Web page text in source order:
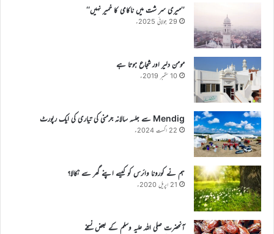
’’میری سر شت میں ناکامی کا خمیر نہیں‘‘
29 جولائی 2025ء
مومن دلیر اور شجاع ہوتا ہے
10 ستمبر 2019ء
Mendig سے جلسہ سالانہ جرمنی کی تیاری کی ایک رپورٹ
22 اگست 2024ء
ہم نے کورونا وائرس کو کیسے اپنے گھر سے نکالا؟
21 اپریل 2020ء
آنحضرت صلی اللہ علیہ وسلم کے بعض نسخے